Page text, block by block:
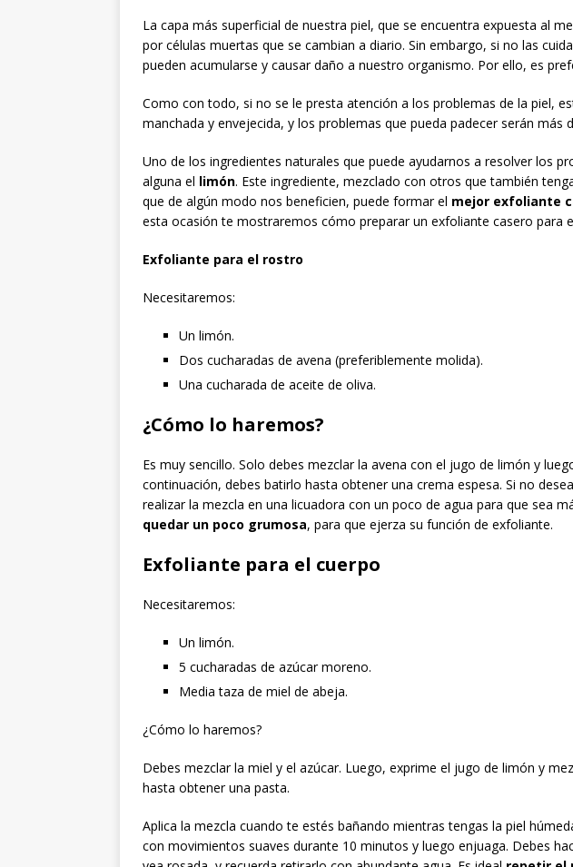
La capa más superficial de nuestra piel, que se encuentra expuesta al
por células muertas que se cambian a diario. Sin embargo, si no las
pueden acumularse y causar daño a nuestro organismo. Por ello, es
Como con todo, si no se le presta atención a los problemas de la piel,
manchada y envejecida, y los problemas que pueda padecer serán más
Uno de los ingredientes naturales que puede ayudarnos a resolver los
alguna el limón. Este ingrediente, mezclado con otros que también
que de algún modo nos beneficien, puede formar el mejor exfoliante
esta ocasión te mostraremos cómo preparar un exfoliante casero para
Exfoliante para el rostro
Necesitaremos:
Un limón.
Dos cucharadas de avena (preferiblemente molida).
Una cucharada de aceite de oliva.
¿Cómo lo haremos?
Es muy sencillo. Solo debes mezclar la avena con el jugo de limón y
continuación, debes batirlo hasta obtener una crema espesa. Si no
realizar la mezcla en una licuadora con un poco de agua para que sea
quedar un poco grumosa, para que ejerza su función de exfoliante.
Exfoliante para el cuerpo
Necesitaremos:
Un limón.
5 cucharadas de azúcar moreno.
Media taza de miel de abeja.
¿Cómo lo haremos?
Debes mezclar la miel y el azúcar. Luego, exprime el jugo de limón y
hasta obtener una pasta.
Aplica la mezcla cuando te estés bañando mientras tengas la piel
con movimientos suaves durante 10 minutos y luego enjuaga. Debes